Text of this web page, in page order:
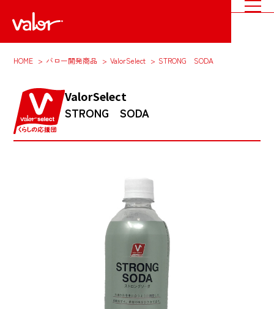
HOME バロー開発商品 ValorSelect STRONG SODA
ValorSelect
STRONG SODA